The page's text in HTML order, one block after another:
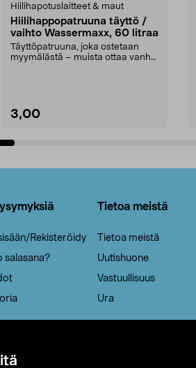
Hiilihapotuslaitteet & maut
Hiilihappopatruuna täyttö /
vaihto Wassermaxx, 60 litraa
Täyttöpatruuna, joka ostetaan
myymälästä – muista ottaa vanha
3,00
Rekisteröidy
salasana?
Tietoa meistä
Tietoa meistä
Uutishuone
Vastuullisuus
Ura